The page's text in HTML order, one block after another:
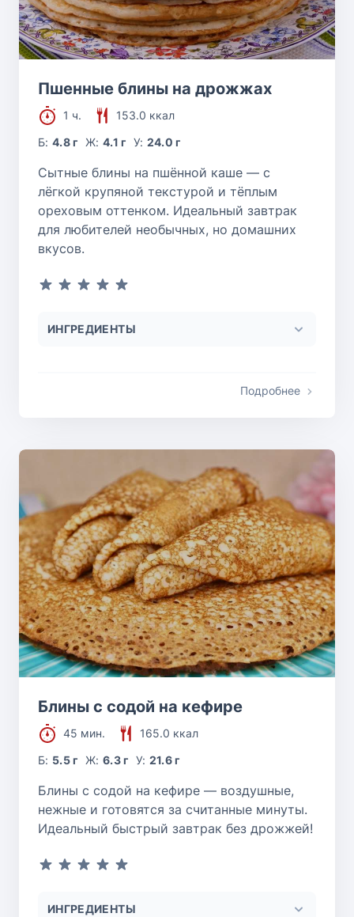
Пшенные блины на дрожжах
1 ч.
153.0 ккал
Б:4.8 г Ж: 4.1 г У: 24.0 г
Сытные блины на пшённой каше — с
лёгкой крупяной текстурой и тёплым
ореховым оттенком. Идеальный завтрак
для любителей необычных, но домашних
вкусов.
ИНГРЕДИЕНТЫ
Подробнее
Блины с содой на кефире
45 мин.
165.0 ккал
Б: 5.5 г Ж: 6.3 г У: 21.6 г
Блины с содой на кефире — воздушные,
нежные и готовятся за считанные минуты.
Идеальный быстрый завтрак без дрожжей!
ИНГРЕДИЕНТЫ